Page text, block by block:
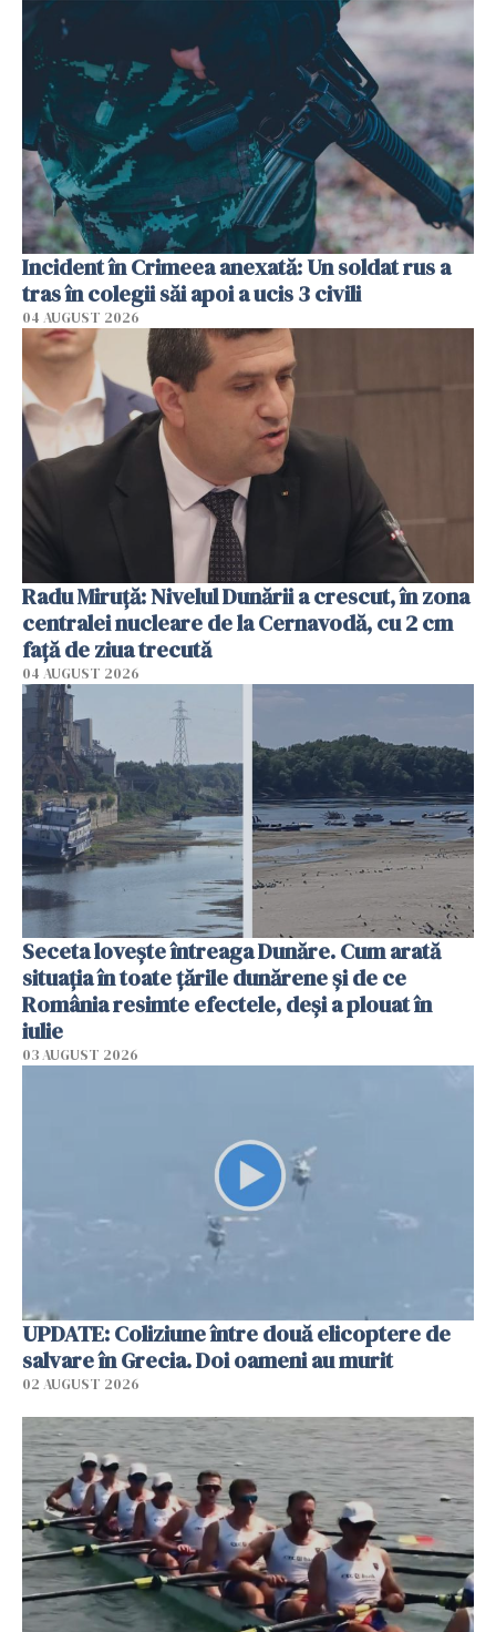
Incident în Crimeea anexată: Un soldat rus a
tras în colegii săi apoi a ucis 3 civili
04 AUGUST 2026
Radu Miruţă: Nivelul Dunării a crescut, în zona
centralei nucleare de la Cernavodă, cu 2 cm
faţă de ziua trecută
04 AUGUST 2026
Seceta lovește întreaga Dunăre. Cum arată
situația în toate țările dunărene și de ce
România resimte efectele, deși a plouat în
iulie
03 AUGUST 2026
UPDATE: Coliziune între două elicoptere de
salvare în Grecia. Doi oameni au murit
02 AUGUST 2026